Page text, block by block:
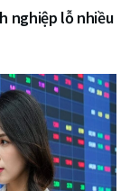
nghiệp lỗ nhiều